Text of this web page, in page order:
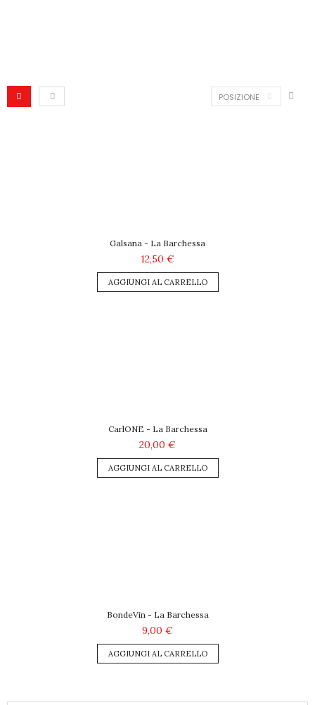
POSIZIONE
Galsana - La Barchessa
12,50 €
AGGIUNGI AL CARRELLO
CarlONE - La Barchessa
20,00 €
AGGIUNGI AL CARRELLO
BondeVin - La Barchessa
9,00 €
AGGIUNGI AL CARRELLO